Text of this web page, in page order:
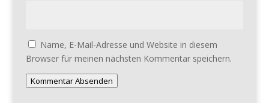
Name, E-Mail-Adresse und Website in diesem
Browser für meinen nächsten Kommentar speichern.
Kommentar Absenden